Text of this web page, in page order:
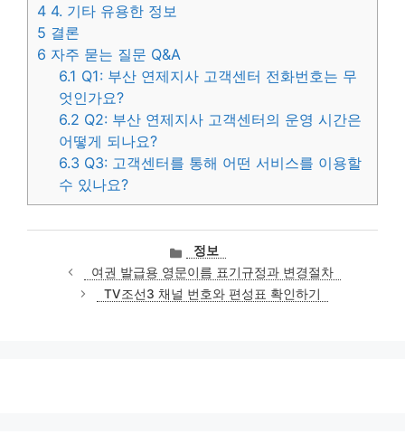
4 4. 기타 유용한 정보
5 결론
6 자주 묻는 질문 Q&A
6.1 Q1: 부산 연제지사 고객센터 전화번호는 무
엇인가요?
6.2 Q2: 부산 연제지사 고객센터의 운영 시간은
어떻게 되나요?
6.3 Q3: 고객센터를 통해 어떤 서비스를 이용할
수 있나요?
카
테
고
리
정보
여권 발급용 영문이름 표기규정과 변경절차
TV조선3 채널 번호와 편성표 확인하기